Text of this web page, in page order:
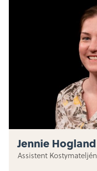
Jennie Hogland
Assistent Kostymateljén